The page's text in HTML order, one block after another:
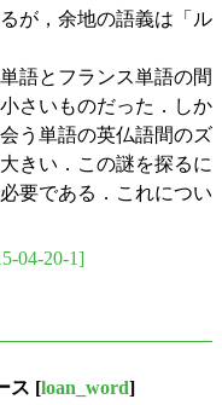
が，余地の語義は「ル
語とフランス単語の間
さいものだった．しか
う単語の英仏語間のズ
きい．この謎を探るに
要である．これについ
04-20-1]
ス [loan_word]